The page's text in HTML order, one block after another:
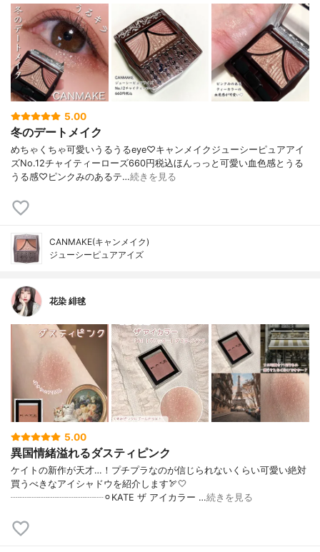
5.00
冬のデートメイク
めちゃくちゃ可愛いうるうるeye♡キャンメイクジューシーピュアアイ
ズNo.12チャイティーローズ660円税込ほんっっと可愛い血色感とうる
うる感♡ピンクみのあるテ…続きを見る
CANMAKE(キャンメイク)
ジューシーピュアアイズ
花染 緋毬
5.00
異国情緒溢れるダスティピンク
ケイトの新作が天才…！プチプラなのが信じられないくらい可愛い絶対
買うべきなアイシャドウを紹介します🏹🤍
┈┈┈┈┈┈┈┈┈┈⚪︎KATE ザ アイカラー …続きを見る